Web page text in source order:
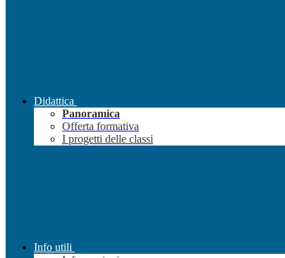
Didattica
Panoramica
Offerta formativa
I progetti delle classi
Info utili